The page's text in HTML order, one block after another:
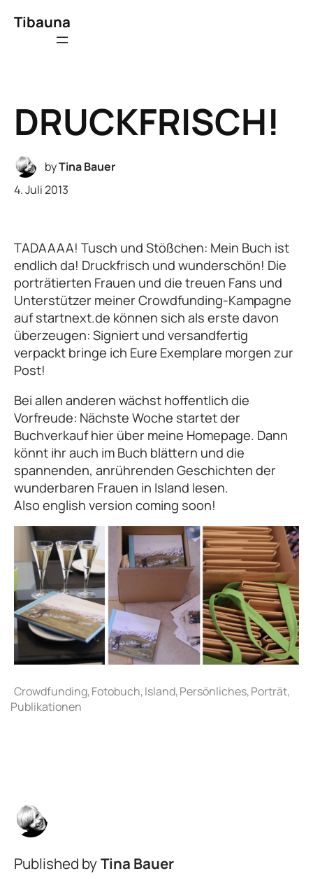
Tibauna
DRUCKFRISCH!
byTina Bauer
4. Juli 2013
TADAAAA! Tusch und Stößchen: Mein Buch ist
endlich da! Druckfrisch und wunderschön! Die
porträtierten Frauen und die treuen Fans und
Unterstützer meiner Crowdfunding-Kampagne
auf startnext.de können sich als erste davon
überzeugen: Signiert und versandfertig
verpackt bringe ich Eure Exemplare morgen zur
Post!
Bei allen anderen wächst hoffentlich die
Vorfreude: Nächste Woche startet der
Buchverkauf hier über meine Homepage. Dann
könnt ihr auch im Buch blättern und die
spannenden, anrührenden Geschichten der
wunderbaren Frauen in Island lesen.
Also english version coming soon!
Published byTina Bauer